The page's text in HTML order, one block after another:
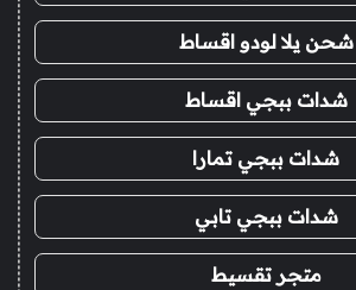
شحن يلا لودو اقساط
شدات ببجي اقساط
شدات ببجي تمارا
شدات ببجي تابي
متجر تقسيط